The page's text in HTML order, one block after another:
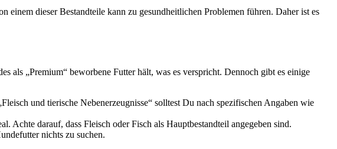
die­ser Bestand­tei­le kann zu gesund­heit­li­chen Pro­ble­men füh­ren. Daher ist es
als „Pre­mi­um“ bewor­be­ne Fut­ter hält, was es ver­spricht. Den­noch gibt es eini­ge
und tie­ri­sche Neben­er­zeug­nis­se“ soll­test Du nach spe­zi­fi­schen Anga­ben wie
Ach­te dar­auf, dass Fleisch oder Fisch als Haupt­be­stand­teil ange­ge­ben sind.
nichts zu suchen.